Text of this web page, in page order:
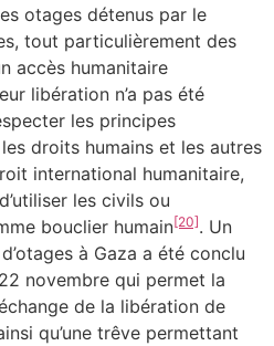
otages détenus par le
tout particulièrement des
accès humanitaire
libération n’a pas été
les principes
droits humains et les autres
international humanitaire,
les civils ou
bouclier humain[20]. Un
à Gaza a été conclu
novembre qui permet la
de la libération de
qu’une trêve permettant